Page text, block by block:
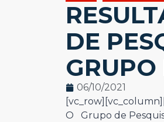
DE
06/10/2021
O Grupo de